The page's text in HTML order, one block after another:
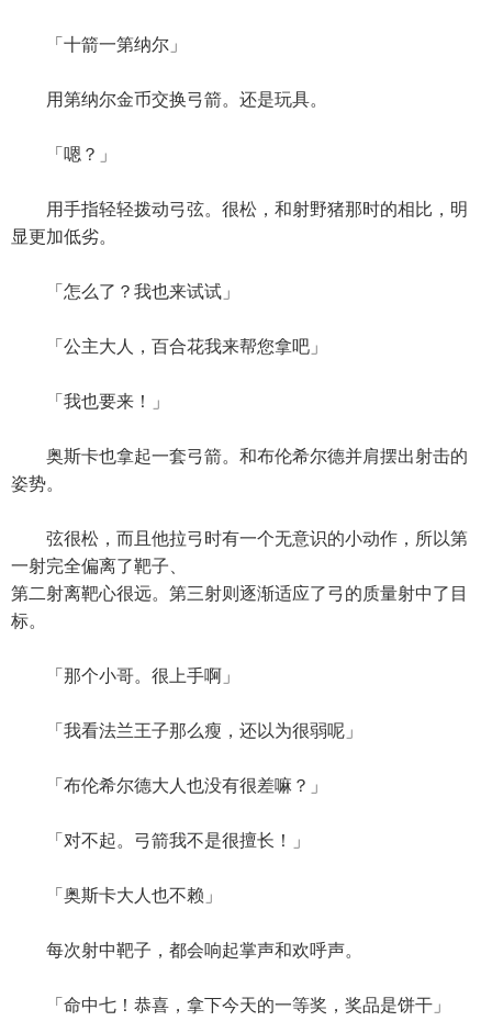
「十箭一第纳尔」
用第纳尔金币交换弓箭。还是玩具。
「嗯？」
用手指轻轻拨动弓弦。很松，和射野猪那时的相比，明
显更加低劣。
「怎么了？我也来试试」
「公主大人，百合花我来帮您拿吧」
「我也要来！」
奥斯卡也拿起一套弓箭。和布伦希尔德并肩摆出射击的
姿势。
弦很松，而且他拉弓时有一个无意识的小动作，所以第
一射完全偏离了靶子、
第二射离靶心很远。第三射则逐渐适应了弓的质量射中了目
标。
「那个小哥。很上手啊」
「我看法兰王子那么瘦，还以为很弱呢」
「布伦希尔德大人也没有很差嘛？」
「对不起。弓箭我不是很擅长！」
「奥斯卡大人也不赖」
每次射中靶子，都会响起掌声和欢呼声。
「命中七！恭喜，拿下今天的一等奖，奖品是饼干」